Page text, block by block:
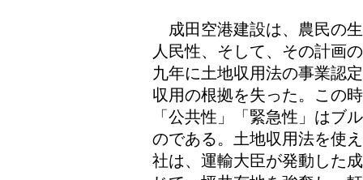
成田空港建設は、農民の
人民性、そして、その計画
九年に土地収用法の事業認
収用の根拠を失った。この
「公共性」「緊急性」はブ
のである。土地収用法を使
社は、運輸大臣が発動した